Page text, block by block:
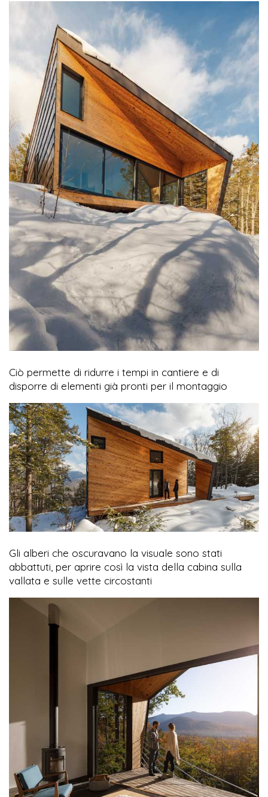
Ciò permette di ridurre i tempi in cantiere e di
disporre di elementi già pronti per il montaggio
Gli alberi che oscuravano la visuale sono stati
abbattuti, per aprire così la vista della cabina sulla
vallata e sulle vette circostanti